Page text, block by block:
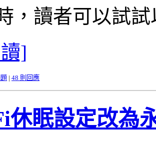
，讀者可以試
]
| 48 則回應
休眠設定改為